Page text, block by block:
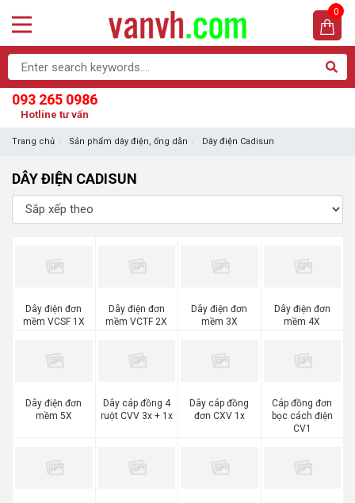
093 265 0986
Hotline tư vấn
0
Trang chủ Sản phẩm dây điện, ống dẫn Dây điện Cadisun
DÂY ĐIỆN CADISUN
Dây điện đơn
mềm VCSF 1X
Dây điện đơn
mềm VCTF 2X
Dây điện đơn
mềm 3X
Dây điện đơn
mềm 4X
Dây điện đơn
mềm 5X
Dây cáp đồng 4
ruột CVV 3x + 1x
Dây cáp đồng
đơn CXV 1x
Cáp đồng đơn
bọc cách điện
CV1